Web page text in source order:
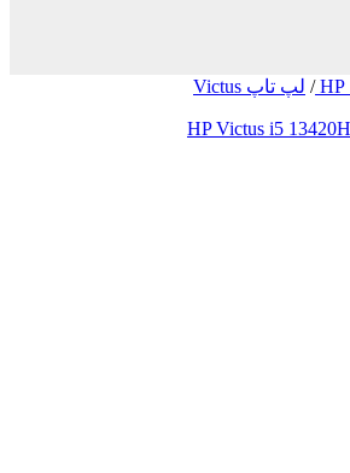
/ لپ تاپ Victus